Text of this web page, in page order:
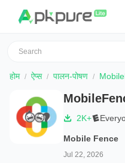
होम ऐप्स पालन-पोषण
2K+
Mobile Fence
Jul 22, 2026